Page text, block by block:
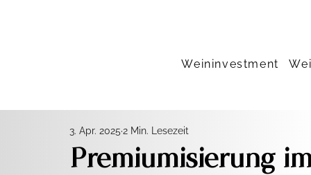
Weininvestment
Premiumisierung
3. Apr. 2025 2 Min. Lesezeit